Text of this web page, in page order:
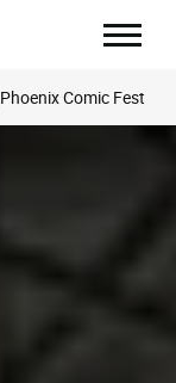
Phoenix Comic Fest